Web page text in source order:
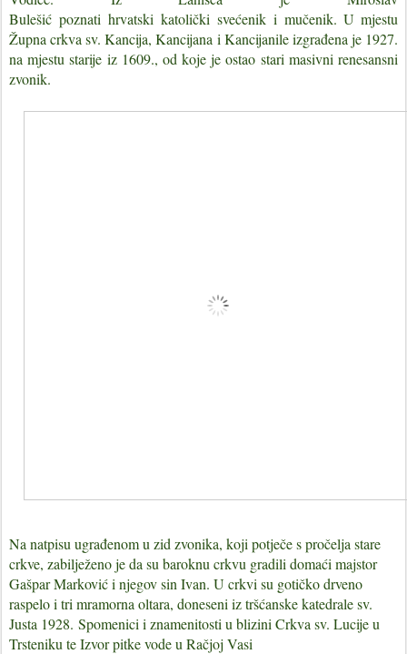
Bulešić poznati hrvatski katolički svećenik i mučenik. U mjestu
Župna crkva sv. Kancija, Kancijana i Kancijanile izgrađena je 1927.
na mjestu starije iz 1609., od koje je ostao stari masivni renesansni
zvonik.
Na natpisu ugrađenom u zid zvonika, koji potječe s pročelja stare
crkve, zabilježeno je da su baroknu crkvu gradili domaći majstor
Gašpar Marković i njegov sin Ivan. U crkvi su gotičko drveno
raspelo i tri mramorna oltara, doneseni iz tršćanske katedrale sv.
Justa 1928. Spomenici i znamenitosti u blizini Crkva sv. Lucije u
Trsteniku te Izvor pitke vode u Račjoj Vasi